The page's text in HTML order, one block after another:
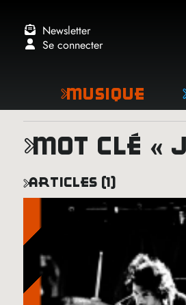
Newsletter
Se connecter
Musique
mot clé
articles (1)